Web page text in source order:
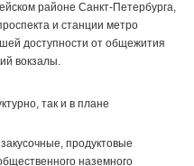
районе Санкт-Петербурга,
и станции метро
доступности от общежития
вокзалы.
так и в плане
продуктовые
наземного